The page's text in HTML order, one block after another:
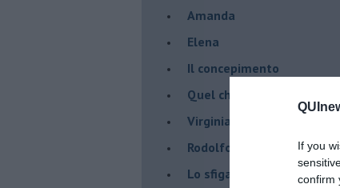
If you
confirm
Amanda
Elena
Il concepimento
Quel che sembra è
Virginia Wolf
Rodolfo Valentino
Lo sfigato